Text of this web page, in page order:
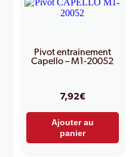
Pivot entrainement
Capello – M1-20052
7,92€
Ajouter au
panier